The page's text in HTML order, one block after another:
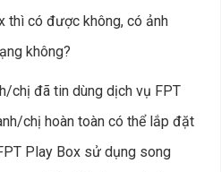
thì có được không, có ảnh
không?
chị đã tin dùng dịch vụ FPT
chị hoàn toàn có thể lắp đặt
Play Box sử dụng song